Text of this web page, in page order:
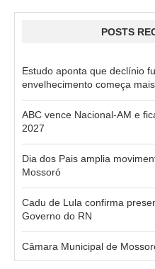
POSTS
Estudo aponta que declínio
envelhecimento começa
ABC vence Nacional-AM e
2027
Dia dos Pais amplia
Mossoró
Cadu de Lula confirma
Governo do RN
Câmara Municipal de